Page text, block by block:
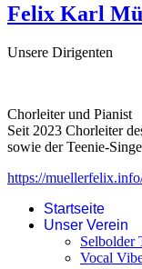
Felix Karl
Unsere Dirigenten
Chorleiter und Pianist
Seit 2023 Chorleiter
sowie der Teenie-
https://
Startseite
Unser Verein
Selbolder
Vocal